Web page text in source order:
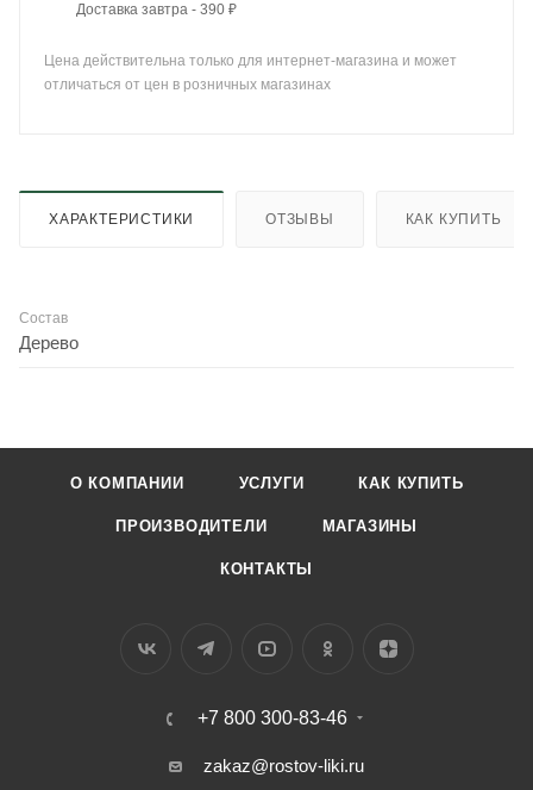
Доставка завтра - 390 ₽
Цена действительна только для интернет-магазина и может
отличаться от цен в розничных магазинах
ХАРАКТЕРИСТИКИ ОТЗЫВЫ КАК КУПИТЬ
Состав
Дерево
О КОМПАНИИ УСЛУГИ КАК КУПИТЬ
ПРОИЗВОДИТЕЛИ МАГАЗИНЫ
КОНТАКТЫ
+7 800 300-83-46
zakaz@rostov-liki.ru